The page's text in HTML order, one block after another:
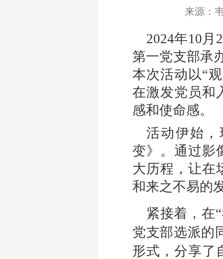
来源：
2024年10月
第一党支部承
本次活动以“
在激发党员和
感和使命感。
活动伊始
变》。通过影
大历程，让在
和来之不易的
紧接着，在
党支部选派的
形式，分享了